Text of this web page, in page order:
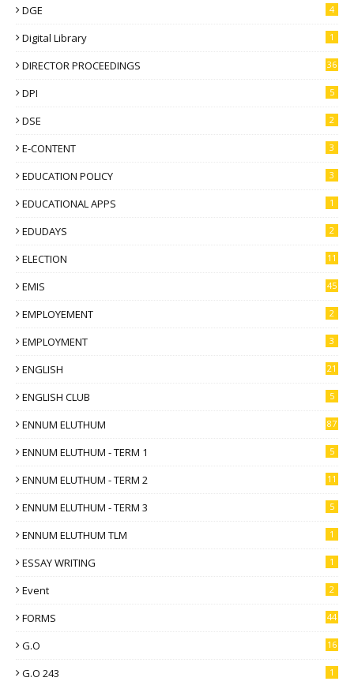
DGE 4
Digital Library 1
DIRECTOR PROCEEDINGS 36
DPI 5
DSE 2
E-CONTENT 3
EDUCATION POLICY 3
EDUCATIONAL APPS 1
EDUDAYS 2
ELECTION 11
EMIS 45
EMPLOYEMENT 2
EMPLOYMENT 3
ENGLISH 21
ENGLISH CLUB 5
ENNUM ELUTHUM 87
ENNUM ELUTHUM - TERM 1 5
ENNUM ELUTHUM - TERM 2 11
ENNUM ELUTHUM - TERM 3 5
ENNUM ELUTHUM TLM 1
ESSAY WRITING 1
Event 2
FORMS 44
G.O 16
G.O 243 1